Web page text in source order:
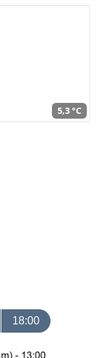
5,3 °C
18:00